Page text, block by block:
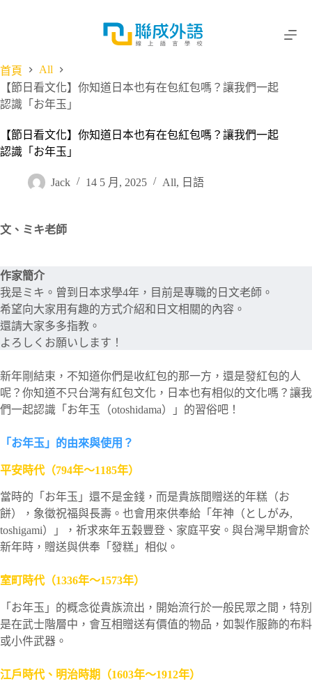
要
內
容
首頁
All
【節日看文化】你知道日本也有在包紅包嗎？讓我們一起
認識「お年玉」
【節日看文化】你知道日本也有在包紅包嗎？讓我們一起
認識「お年玉」
Jack 14 5 月, 2025 All, 日語
文、ミキ老師
作家簡介
我是ミキ。曾到日本求學4年，目前是專職的日文老師。
希望向大家用有趣的方式介紹和日文相關的內容。
還請大家多多指教。
よろしくお願いします！
新年剛結束，不知道你們是收紅包的那一方，還是發紅包的人
呢？你知道不只台灣有紅包文化，日本也有相似的文化嗎？讓我
們一起認識「お年玉（otoshidama）」的習俗吧！
「お年玉」的由來與使用？
平安時代（794年～1185年）
當時的「お年玉」還不是金錢，而是貴族間贈送的年糕（お
餅），象徵祝福與長壽。也會用來供奉給「年神（としがみ,
toshigami）」，祈求來年五穀豐登、家庭平安。與台灣早期會於
新年時，贈送與供奉「發糕」相似。
室町時代（1336年～1573年）
「お年玉」的概念從貴族流出，開始流行於一般民眾之間，特別
是在武士階層中，會互相贈送有價值的物品，如製作服飾的布料
或小件武器。
江戶時代、明治時期（1603年～1912年）